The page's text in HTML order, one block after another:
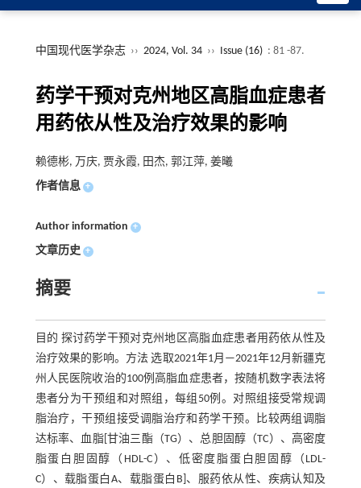
中国现代医学杂志 ›› 2024, Vol. 34 ›› Issue (16) : 81 -87.
药学干预对克州地区高脂血症患者
用药依从性及治疗效果的影响
赖德彬, 万庆, 贾永霞, 田杰, 郭江萍, 姜曦
作者信息 +
Author information +
文章历史 +
摘要
目的 探讨药学干预对克州地区高脂血症患者用药依从性及
治疗效果的影响。方法 选取2021年1月—2021年12月新疆克
州人民医院收治的100例高脂血症患者，按随机数字表法将
患者分为干预组和对照组，每组50例。对照组接受常规调
脂治疗，干预组接受调脂治疗和药学干预。比较两组调脂
达标率、血脂[甘油三酯（TG）、总胆固醇（TC）、高密度
脂蛋白胆固醇（HDL-C）、低密度脂蛋白胆固醇（LDL-
C）、载脂蛋白A、载脂蛋白B]、服药依从性、疾病认知及